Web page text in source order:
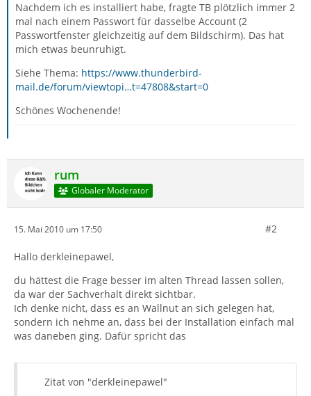
Nachdem ich es installiert habe, fragte TB plötzlich immer 2
mal nach einem Passwort für dasselbe Account (2
Passwortfenster gleichzeitig auf dem Bildschirm). Das hat
mich etwas beunruhigt.
Siehe Thema: https://www.thunderbird-
mail.de/forum/viewtopi…t=47808&start=0
Schönes Wochenende!
rum
Globaler Moderator
15. Mai 2010 um 17:50 #2
Hallo derkleinepawel,
du hättest die Frage besser im alten Thread lassen sollen,
da war der Sachverhalt direkt sichtbar.
Ich denke nicht, dass es an Wallnut an sich gelegen hat,
sondern ich nehme an, dass bei der Installation einfach mal
was daneben ging. Dafür spricht das
Zitat von "derkleinepawel"